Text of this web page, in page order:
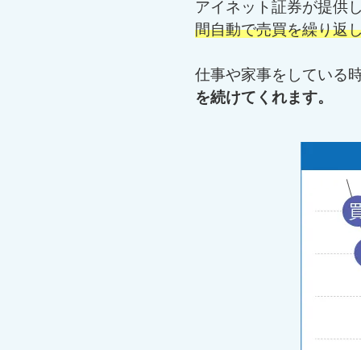
アイネット証券が提供
間自動で売買を繰り返
仕事や家事をしている
を続けてくれます。